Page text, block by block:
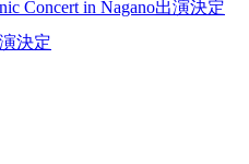
Concert in Nagano出演決定
決定